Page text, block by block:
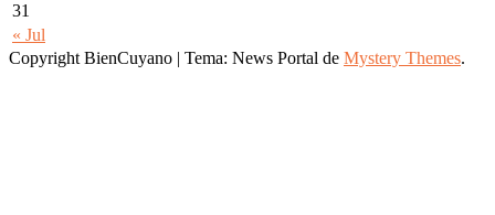
« Jul
31
Copyright BienCuyano | Tema: News Portal de Mystery Themes.